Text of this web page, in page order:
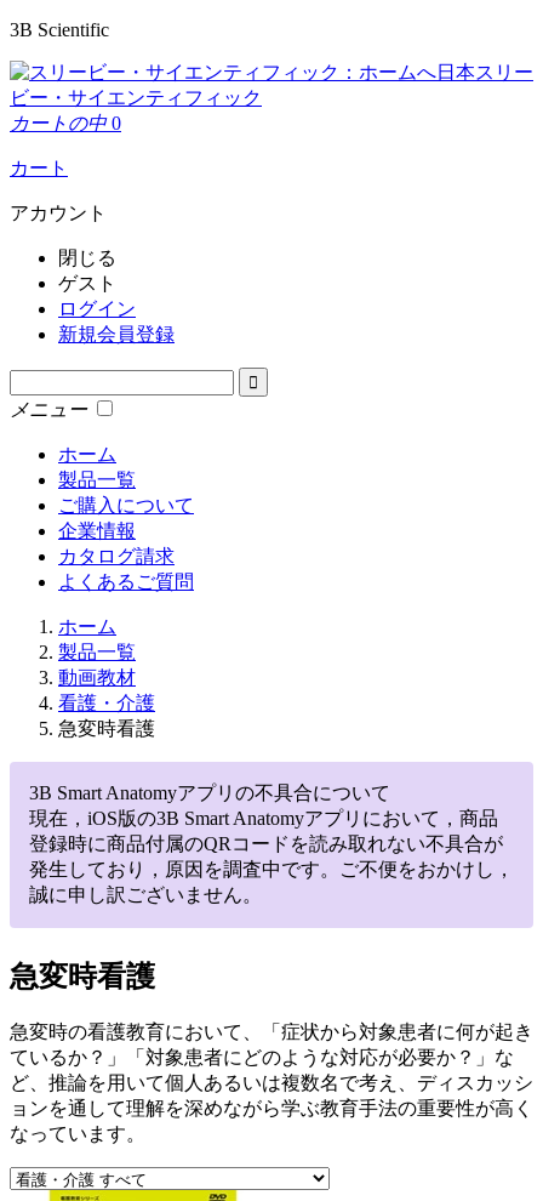
3B Scientific
日本スリー
ビー・サイエンティフィック
カートの中 0
カート
アカウント
閉じる
ゲスト
ログイン
新規会員登録
メニュー
ホーム
製品一覧
ご購入について
企業情報
カタログ請求
よくあるご質問
ホーム
製品一覧
動画教材
看護・介護
急変時看護
3B Smart Anatomyアプリの不具合について
現在，iOS版の3B Smart Anatomyアプリにおいて，商品
登録時に商品付属のQRコードを読み取れない不具合が
発生しており，原因を調査中です。ご不便をおかけし，
誠に申し訳ございません。
急変時看護
急変時の看護教育において、「症状から対象患者に何が起き
ているか？」「対象患者にどのような対応が必要か？」な
ど、推論を用いて個人あるいは複数名で考え、ディスカッシ
ョンを通して理解を深めながら学ぶ教育手法の重要性が高く
なっています。